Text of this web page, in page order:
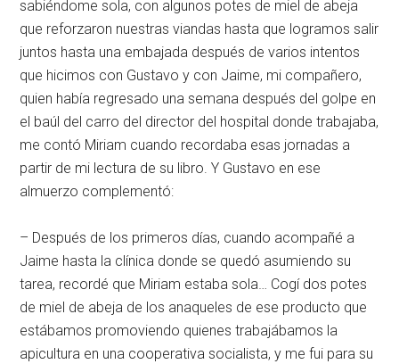
sabiéndome sola, con algunos potes de miel de abeja
que reforzaron nuestras viandas hasta que logramos salir
juntos hasta una embajada después de varios intentos
que hicimos con Gustavo y con Jaime, mi compañero,
quien había regresado una semana después del golpe en
el baúl del carro del director del hospital donde trabajaba,
me contó Miriam cuando recordaba esas jornadas a
partir de mi lectura de su libro. Y Gustavo en ese
almuerzo complementó:
– Después de los primeros días, cuando acompañé a
Jaime hasta la clínica donde se quedó asumiendo su
tarea, recordé que Miriam estaba sola… Cogí dos potes
de miel de abeja de los anaqueles de ese producto que
estábamos promoviendo quienes trabajábamos la
apicultura en una cooperativa socialista, y me fui para su